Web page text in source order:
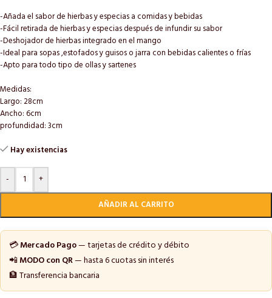
-Añada el sabor de hierbas y especias a comidas y bebidas
-Fácil retirada de hierbas y especias después de infundir su sabor
-Deshojador de hierbas integrado en el mango
-Ideal para sopas ,estofados y guisos o jarra con bebidas calientes o frías
-Apto para todo tipo de ollas y sartenes
Medidas:
Largo: 28cm
Ancho: 6cm
profundidad: 3cm
Hay existencias
-
+
AÑADIR AL CARRITO
💳Mercado Pago— tarjetas de crédito y débito
📲MODO con QR— hasta 6 cuotas sin interés
🏦 Transferencia bancaria